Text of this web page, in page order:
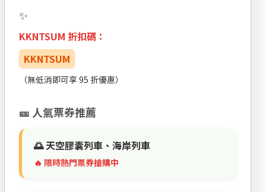
KKNTSUM 折扣碼：
KKNTSUM
（無低消即可享 95 折優惠）
🎫 人氣票券推薦
🌅 天空膠囊列車、海岸列車
🔥 限時熱門票券搶購中